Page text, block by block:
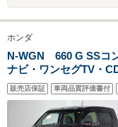
ホンダ
N-WGN 660 G SSコ
ナビ・ワンセグTV
レコーダー インテリ
オートリトラミラー
UV IRカットパッケー
販売店保証 車両品質評価書付